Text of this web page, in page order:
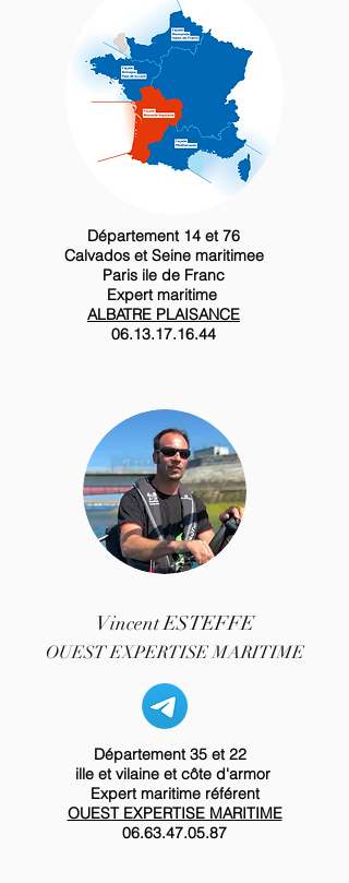
Département 14 et 76
Calvados et Seine maritimee
Paris ile de Franc
Expert maritime
ALBATRE PLAISANCE
06.13.17.16.44
Vincent ESTEFFE
OUEST EXPERTISE MARITIME
Département 35 et 22
ille et vilaine et côte d'armor
Expert maritime référent
OUEST EXPERTISE MARITIME
06.63.47.05.87